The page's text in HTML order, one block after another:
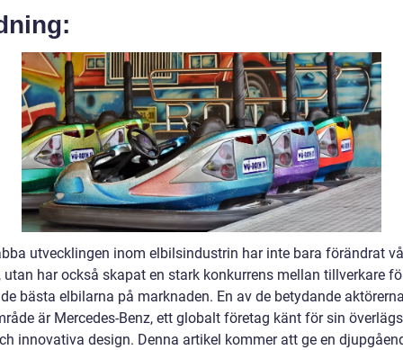
utvecklingen inom elbilsindustrin har inte bara förändrat
utan har också skapat en stark konkurrens mellan tillverkare
bästa elbilarna på marknaden. En av de betydande
är Mercedes-Benz, ett globalt företag känt för sin
innovativa design. Denna artikel kommer att ge en